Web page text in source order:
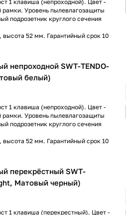
1 клавиша (непроходной). Цвет -
Уровень пылевлагозащиты
подрозетник круглого сечения
52 мм. Гарантийный срок 10
непроходной SWT-TENDO-
белый)
1 клавиша (непроходной). Цвет -
Уровень пылевлагозащиты
подрозетник круглого сечения
52 мм. Гарантийный срок 10
перекрёстный SWT-
Матовый черный)
1 клавиша (перекрестный). Цвет -